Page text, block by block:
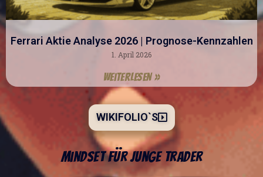
Ferrari Aktie Analyse 2026 | Prognose-Kennzahlen
1. April 2026
Weiterlesen »
WIKIFOLIO`S
Mindset für junge Trader